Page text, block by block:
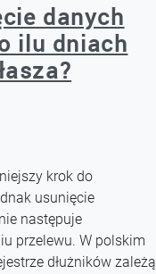
danych
ilu dniach
krok do
usunięcie
następuje
przelewu. W polskim
dłużników zależą